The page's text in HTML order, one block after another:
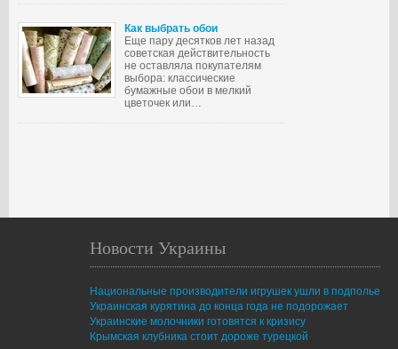
Как выбрать обои
Еще пару десятков лет назад
советская действительность
не оставляла покупателям
выбора: классические
бумажные обои в мелкий
цветочек или…
Новости Украины
Национальные производители игрушек ушли в подполье
Украинская курятина до конца года не подорожает
Украинские молочники готовятся к кризису
Крымская клубника стоит дороже турецкой